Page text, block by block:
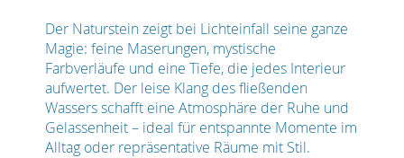
Der Naturstein zeigt bei Lichteinfall seine ganze
Magie: feine Maserungen, mystische
Farbverläufe und eine Tiefe, die jedes Interieur
aufwertet. Der leise Klang des fließenden
Wassers schafft eine Atmosphäre der Ruhe und
Gelassenheit – ideal für entspannte Momente im
Alltag oder repräsentative Räume mit Stil.